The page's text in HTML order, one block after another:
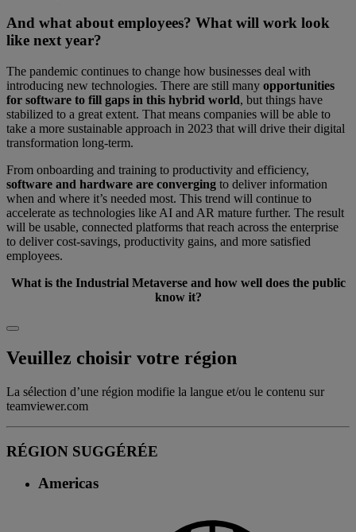
And what about employees? What will work look
like next year?
The pandemic continues to change how businesses deal with
introducing new technologies. There are still many opportunities
for software to fill gaps in this hybrid world, but things have
stabilized to a great extent. That means companies will be able to
take a more sustainable approach in 2023 that will drive their digital
transformation long-term.
From onboarding and training to productivity and efficiency,
software and hardware are converging to deliver information
when and where it’s needed most. This trend will continue to
accelerate as technologies like AI and AR mature further. The result
will be usable, connected platforms that reach across the enterprise
to deliver cost-savings, productivity gains, and more satisfied
employees.
What is the Industrial Metaverse and how well does the public
know it?
Veuillez choisir votre région
La sélection d’une région modifie la langue et/ou le contenu sur
teamviewer.com
RÉGION SUGGÉRÉE
Americas